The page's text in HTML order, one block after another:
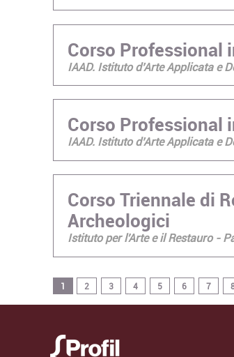
Corso Professional
IAAD. Istituto d’Arte Applicata e
Corso Professional
IAAD. Istituto d’Arte Applicata e
Corso Triennale di
Archeologici
Istituto per l'Arte e il Restauro -
1 2 3 4 5 6 7